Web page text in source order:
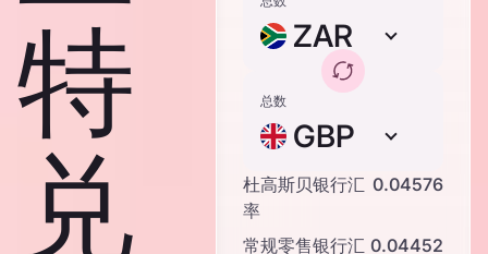
特
兑
ZAR
总数
GBP
杜高斯贝银行汇
率
0.04576
常规零售银行汇 0.04452